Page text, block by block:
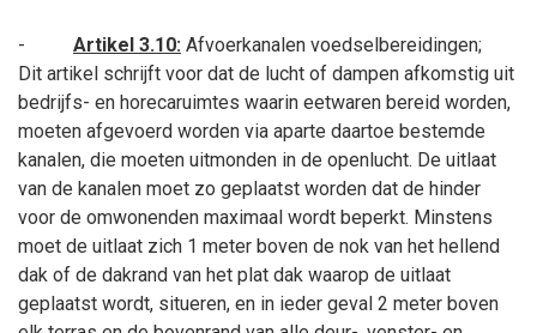
- Artikel 3.10: Afvoerkanalen voedselbereidingen;
Dit artikel schrijft voor dat de lucht of dampen afkomstig uit
bedrijfs- en horecaruimtes waarin eetwaren bereid worden,
moeten afgevoerd worden via aparte daartoe bestemde
kanalen, die moeten uitmonden in de openlucht. De uitlaat
van de kanalen moet zo geplaatst worden dat de hinder
voor de omwonenden maximaal wordt beperkt. Minstens
moet de uitlaat zich 1 meter boven de nok van het hellend
dak of de dakrand van het plat dak waarop de uitlaat
geplaatst wordt, situeren, en in ieder geval 2 meter boven